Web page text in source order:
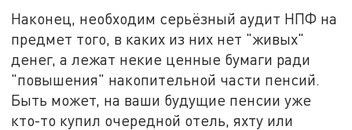
Наконец, необходим серьёзный аудит НПФ на
предмет того, в каких из них нет "живых"
денег, а лежат некие ценные бумаги ради
"повышения" накопительной части пенсий.
Быть может, на ваши будущие пенсии уже
кто-то купил очередной отель, яхту или